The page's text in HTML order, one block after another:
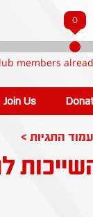
0
members
Join Us
התגיות